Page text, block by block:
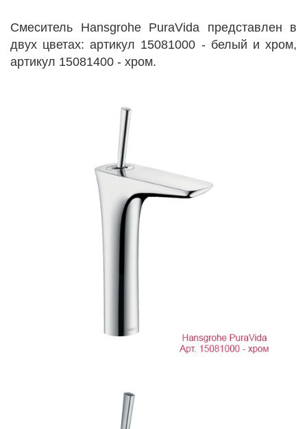
Cмеситель Hansgrohe PuraVida представлен в
двух цветах: артикул 15081000 - белый и хром,
артикул 15081400 - хром.